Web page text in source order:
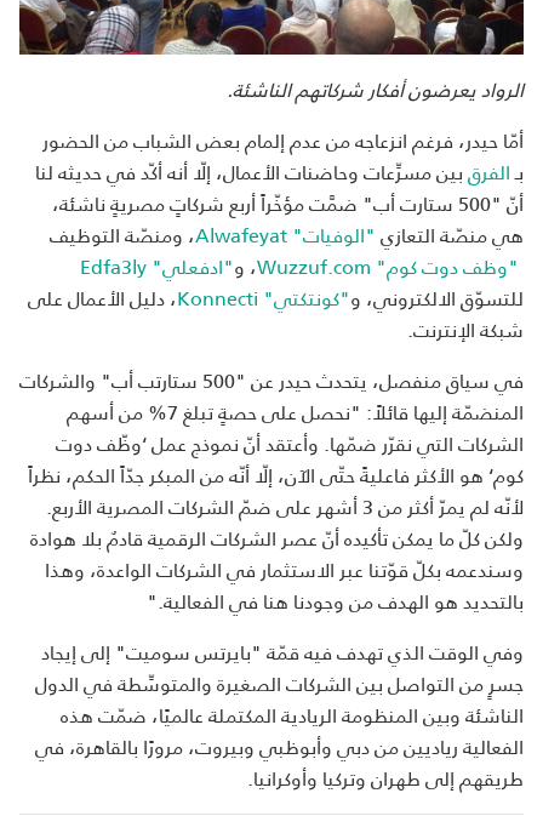
الرواد يعرضون أفكار شركاتهم الناشئة.
أمّا حيدر، فرغم انزعاجه من عدم إلمام بعض الشباب من الحضور
بـالفرقبين مسرِّعات وحاضنات الأعمال، إلّا أنه أكّد في حديثه لنا
أنّ "500 ستارت أب" ضمَّت مؤخّراً أربع شركاتٍ مصريةٍ ناشئة،
هي منصّة التعازي"الوفيات" Alwafeyat
، ومنصّة التوظيف
"وظف دوت كوم" Wuzzuf.com
، و"ادفعلي" Edfa3ly
للتسوّق الالكتروني، و"كونتكتي" Konnecti
، دليل الأعمال على
شبكة الإنترنت.
في سياق منفصل، يتحدث حيدر عن "500 ستارتب أب" والشركات
المنضمّة إليها قائلاً: "نحصل على حصةٍ تبلغ 7% من أسهم
الشركات التي نقرّر ضمّها. وأعتقد أنّ نموذج عمل ‘وظّف دوت
كوم‘ هو الأكثر فاعليةً حتّى الآن، إلّا أنّه من المبكر جدّاً الحكم، نظراً
لأنّه لم يمرّ أكثر من 3 أشهر على ضمّ الشركات المصرية الأربع.
ولكن كلّ ما يمكن تأكيده أنّ عصر الشركات الرقمية قادمٌ بلا هوادة
وسندعمه بكلّ قوّتنا عبر الاستثمار في الشركات الواعدة، وهذا
بالتحديد هو الهدف من وجودنا هنا في الفعالية."
وفي الوقت الذي تهدف فيه قمّة "بايرتس سوميت" إلى إيجاد
جسرٍ من التواصل بين الشركات الصغيرة والمتوسِّطة في الدول
الناشئة وبين المنظومة الريادية المكتملة عالميًا، ضمّت هذه
الفعالية رياديين من دبي وأبوظبي وبيروت، مرورًا بالقاهرة، في
طريقهم إلى طهران وتركيا وأوكرانيا.